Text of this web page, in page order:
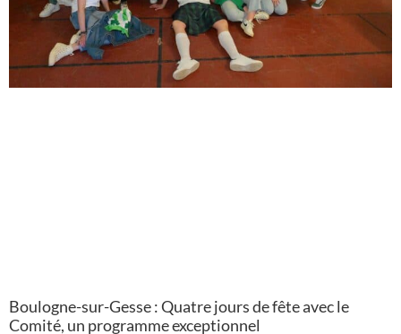
Boulogne-sur-Gesse : Quatre jours de fête avec le
Comité, un programme exceptionnel